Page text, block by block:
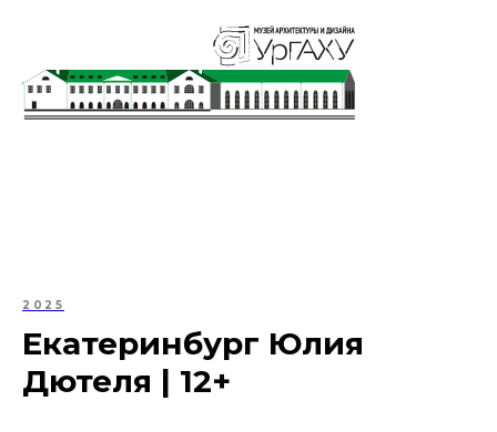
Уральский государственный архитектурно-
художественный университет имени Н.С. Алфёрова
2025
Екатеринбург Юлия
Дютеля | 12+